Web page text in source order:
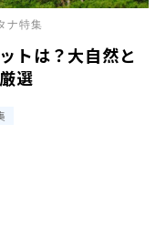
トは？大自然と
選
特集